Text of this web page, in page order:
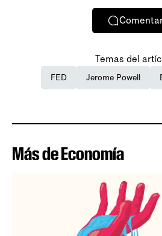
Temas del
FED Jerome Powell
Más de Economía